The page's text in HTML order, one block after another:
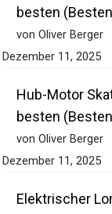
besten
von Oliver Berger
Dezember 11, 2025
Hub-Motor
besten
von Oliver Berger
Dezember 11, 2025
Elektrischer